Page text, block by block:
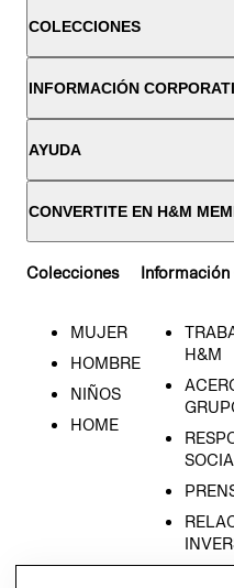
COLECCIONES
INFORMACIÓN
AYUDA
CONVERTITE EN H&M
Colecciones
MUJER
HOMBRE
NIÑOS
HOME
H&M